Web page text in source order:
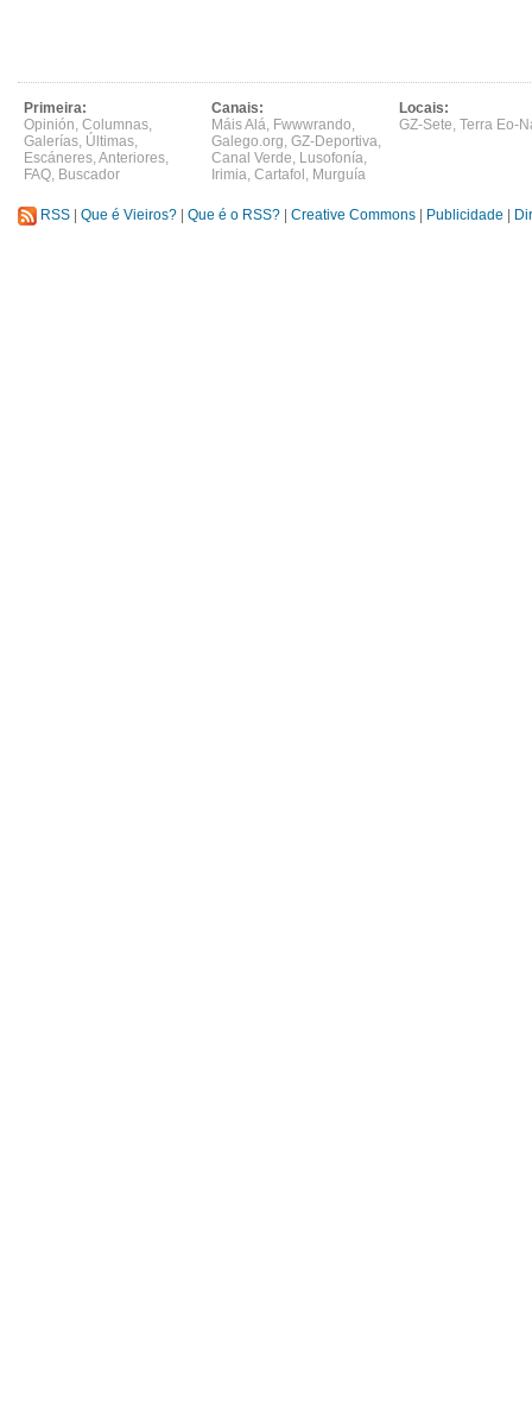
Primeira:
Opinión, Columnas,
Galerías, Últimas,
Escáneres,Anteriores,
FAQ, Buscador
Canais:
Máis Alá, Fwwwrando,
Galego.org, GZ-Deportiva,
Canal Verde, Lusofonía,
Irimia, Cartafol , Murguía
Locais:
GZ-Sete, Terra Eo-
RSS Que é Vieiros? Que é o RSS? Creative Commons Publicidade